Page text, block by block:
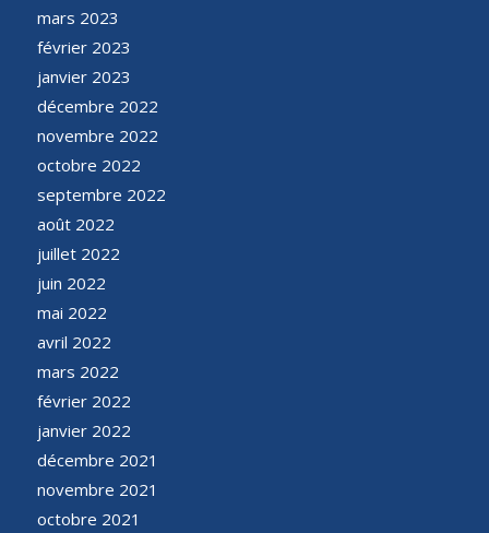
mars 2023
février 2023
janvier 2023
décembre 2022
novembre 2022
octobre 2022
septembre 2022
août 2022
juillet 2022
juin 2022
mai 2022
avril 2022
mars 2022
février 2022
janvier 2022
décembre 2021
novembre 2021
octobre 2021